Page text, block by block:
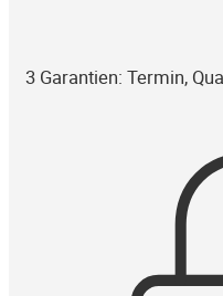
3 Garantien: Termin,